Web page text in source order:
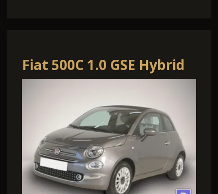
Fiat 500C 1.0 GSE Hybrid
Dolcevita